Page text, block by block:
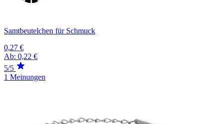
Samtbeutelchen für Schmuck
0,27 €
Ab: 0,22 €
5/5
1 Meinungen